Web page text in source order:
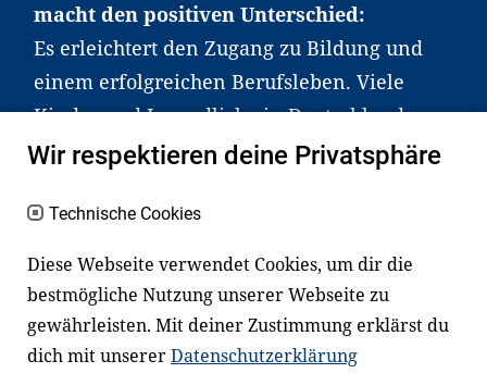
macht den positiven Unterschied:
Es erleichtert den Zugang zu Bildung und
einem erfolgreichen Berufsleben. Viele
Kinder und Jugendliche in Deutschland
haben aber große Schwierigkeiten dabei.
an Familien sowie an Erzieher*innen,
Lehrer*innen und andere
Fachexpert*innen. Dafür arbeiten wir eng
mit Ministerien, wissenschaftlichen
Einrichtungen, Verbänden, Unternehmen
Wir respektieren deine Privatsphäre
Technische Cookies
Diese Webseite verwendet Cookies, um dir die
bestmögliche Nutzung unserer Webseite zu
gewährleisten. Mit deiner Zustimmung erklärst du
dich mit unsererDatenschutzerklärung